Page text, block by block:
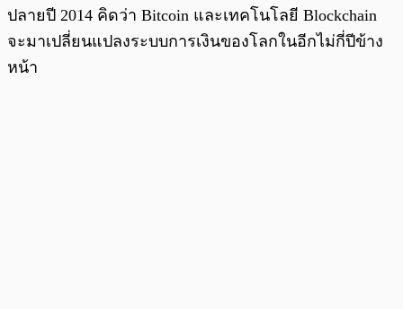
ปลายปี 2014 คิดว่า Bitcoin และเทคโนโลยี Blockchain
จะมาเปลี่ยนแปลงระบบการเงินของโลกในอีกไม่กี่ปีข้าง
หน้า